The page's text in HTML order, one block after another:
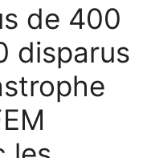
de 400
disparus